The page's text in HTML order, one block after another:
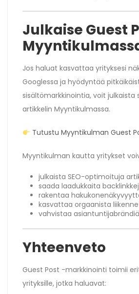
Julkaise Guest
Jos haluat kasvattaa yrityksesi
Googlessa ja hyödyntää
sisältömarkkinointia, voit julkaista
artikkelin Myyntikulmassa.
Tutustu Myyntikulman Guest
Myyntikulman kautta yritykset
julkaista SEO-optimoituja
saada laadukkaita
rakentaa
kasvattaa orgaanista
vahvistaa asiantuntijabrändiä
Yhteenveto
Guest Post -markkinointi toimii
yrityksille, jotka haluavat: